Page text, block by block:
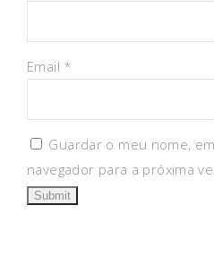
Email *
Guardar o meu nome,
navegador para a próxima